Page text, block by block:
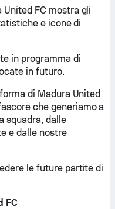
FC mostra gli
e icone di
in programma di
in futuro.
di Madura United
che generiamo a
squadra, dalle
e dalle nostre
le future partite di
FC